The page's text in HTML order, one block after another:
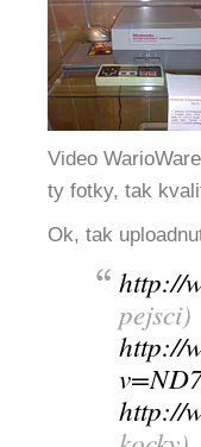
Video
ty fotky, tak
Ok, tak
http://
pejsci)
http://
http://